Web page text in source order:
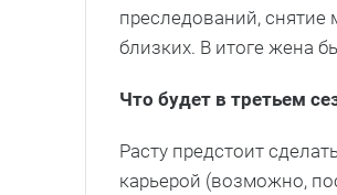
преследований, снятие
близких. В итоге жена
Что будет в третьем
Расту предстоит
карьерой (возможно,